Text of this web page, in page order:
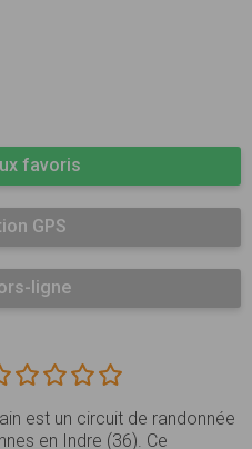
favoris
GPS
ligne
est un circuit de randonnée
en Indre (36). Ce